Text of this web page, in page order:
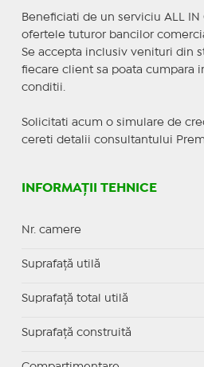
Beneficiati de un serviciu ALL IN
ofertele tuturor bancilor
Se accepta inclusiv venituri din
fiecare client sa poata cumpara
conditii.
Solicitati acum o simulare de
cereti detalii consultantului
INFORMAȚII TEHNICE
Nr. camere
Suprafaţă utilă
Suprafaţă total utilă
Suprafaţă construită